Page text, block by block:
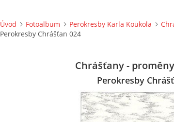
Úvod Fotoalbum Perokresby Karla Koukola
Perokresby Chrášťan 024
Chrášťany -
Perokresby